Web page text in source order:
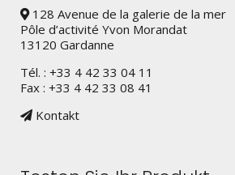
128 Avenue de la galerie de la mer
Pôle d’activité Yvon Morandat
13120 Gardanne
Tél. : +33 4 42 33 04 11
Fax : +33 4 42 33 08 41
Kontakt